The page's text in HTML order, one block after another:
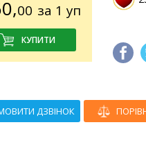
00 за 1 уп
ДЗВІНОК